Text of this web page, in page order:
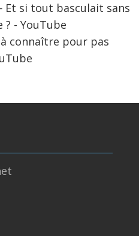
si tout basculait sans
? - YouTube
connaître pour pas